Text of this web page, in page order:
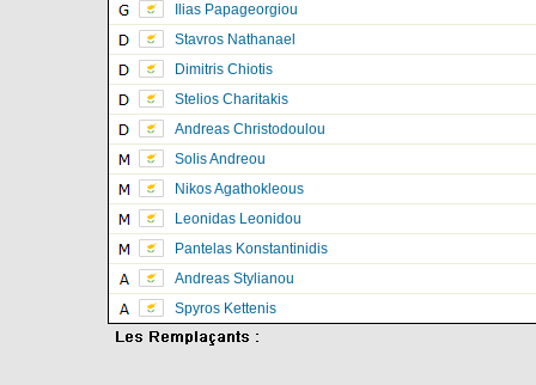
Ilias Papageorgiou
Stavros Nathanael
Dimitris Chiotis
Stelios Charitakis
Andreas Christodoulou
Solis Andreou
Nikos Agathokleous
Leonidas Leonidou
Pantelas Konstantinidis
Andreas Stylianou
Spyros Kettenis